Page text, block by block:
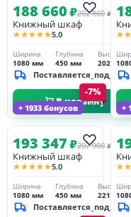
188 660₽202 860 ₽
Книжный шкаф
★★★★★5.0
Ширина
1080 мм
Глубина
450 мм
Высота
2020 мм
Поставляется_под_заказ
В корзину
+ 1933 бонусов
-7%
193 347₽207 900 ₽
Книжный шкаф
★★★★★5.0
Ширина
1080 мм
Глубина
450 мм
Высота
2210 мм
Поставляется_под_заказ
+